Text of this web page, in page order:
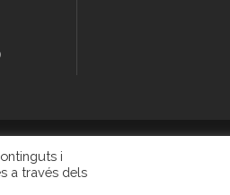
DE LES ILLES
i
a través dels